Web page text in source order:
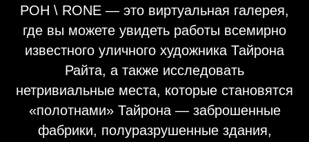
РОН \ RONE — это виртуальная галерея,
где вы можете увидеть работы всемирно
известного уличного художника Тайрона
Райта, а также исследовать
нетривиальные места, которые становятся
«полотнами» Тайрона — заброшенные
фабрики, полуразрушенные здания,